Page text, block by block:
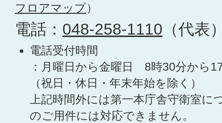
フロアマップ）
電話： 048-258-1110 （代表
電話受付時間
：月曜日から金曜日 8時30分から
（祝日・休日・年末年始を除く）
上記時間外には第一本庁舎守衛室に
のご用件には対応できません。